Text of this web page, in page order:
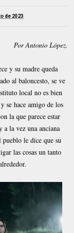
de 2023
Por Antonio López.
y su madre queda
al baloncesto, se ve
local no es bien
se hace amigo de los
la que parece estar
a la vez una anciana
pueblo le dice que su
las cosas un tanto